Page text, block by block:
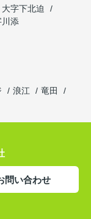
大字下北迫
川添
浪江
竜田
問い合わせ